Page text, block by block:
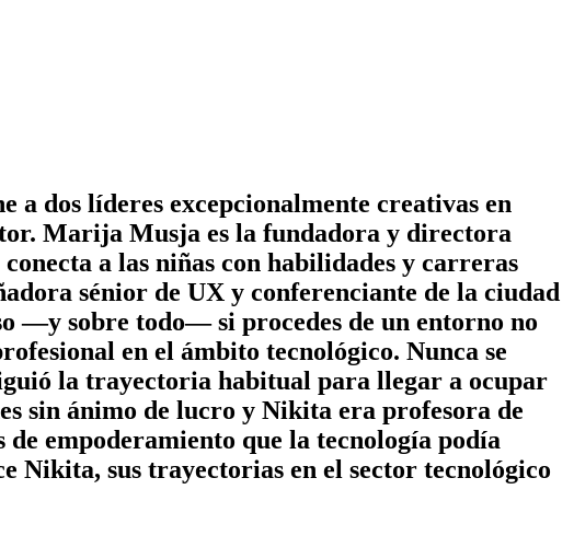
dos líderes excepcionalmente creativas en
Marija Musja es la fundadora y directora
a las niñas con habilidades y carreras
sénior de UX y conferenciante de la ciudad
—y sobre todo— si procedes de un entorno no
en el ámbito tecnológico. Nunca se
la trayectoria habitual para llegar a ocupar
sin ánimo de lucro y Nikita era profesora de
empoderamiento que la tecnología podía
Nikita, sus trayectorias en el sector tecnológico